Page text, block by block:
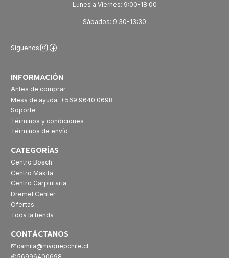
Lunes a Viernes: 9:00-18:00
Sábados: 9:30-13:30
Síguenos
INFORMACIÓN
Antes de comprar
Mesa de ayuda: +569 9640 0698
Soporte
Términos y condiciones
Términos de envío
CATEGORÍAS
Centro Bosch
Centro Makita
Centro Carpintaria
Dremel Center
Ofertas
Toda la tienda
CONTÁCTANOS
camila@maquepchile.cl